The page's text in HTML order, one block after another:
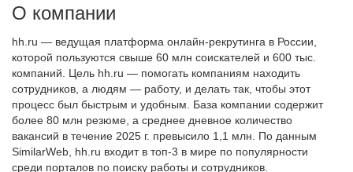
О компании
hh.ru — ведущая платформа онлайн-рекрутинга в России,
которой пользуются свыше 60 млн соискателей и 600 тыс.
компаний. Цель hh.ru — помогать компаниям находить
сотрудников, а людям — работу, и делать так, чтобы этот
процесс был быстрым и удобным. База компании содержит
более 80 млн резюме, а среднее дневное количество
вакансий в течение 2025 г. превысило 1,1 млн. По данным
SimilarWeb, hh.ru входит в топ-3 в мире по популярности
среди порталов по поиску работы и сотрудников.